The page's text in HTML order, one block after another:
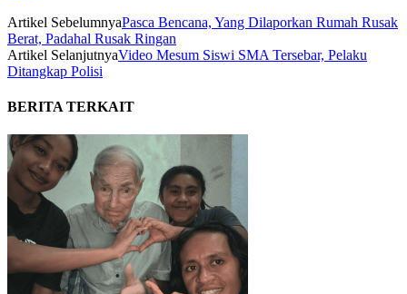
Artikel SebelumnyaPasca Bencana, Yang Dilaporkan Rumah Rusak
Berat, Padahal Rusak Ringan
Artikel SelanjutnyaVideo Mesum Siswi SMA Tersebar, Pelaku
Ditangkap Polisi
BERITA TERKAIT